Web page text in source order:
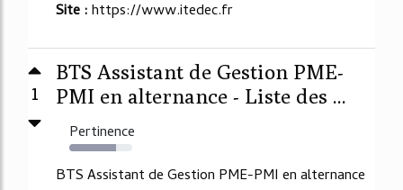
Site :https://www.itedec.fr
1
BTS Assistant de Gestion PME-
PMI en alternance - Liste des ...
Pertinence
74%
BTS Assistant de Gestion PME-PMI en alternance